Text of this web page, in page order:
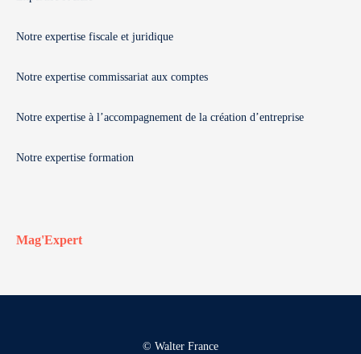
Notre expertise fiscale et juridique
Notre expertise commissariat aux comptes
Notre expertise à l’accompagnement de la création d’entreprise
Notre expertise formation
Mag'Expert
© Walter France